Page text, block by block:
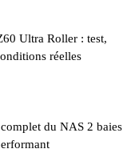
Ultra Roller : test,
réelles
du NAS 2 baies